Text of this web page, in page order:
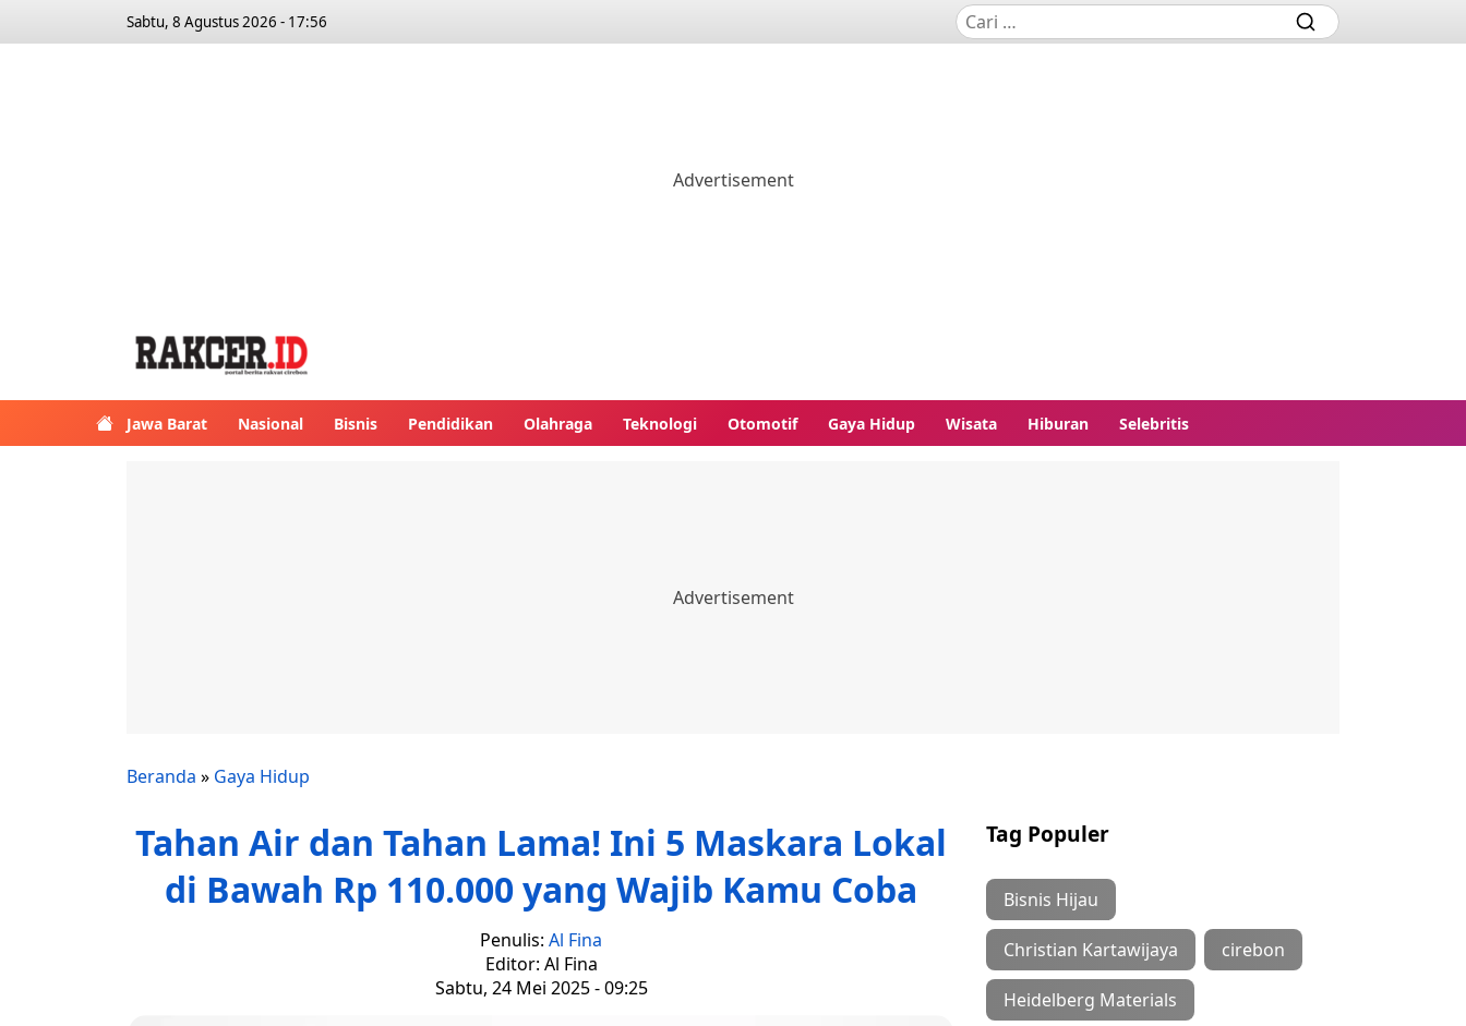
Sabtu, 8 Agustus 2026 - 17:56
Jawa Barat Nasional Bisnis Pendidikan Olahraga Teknologi Otomotif Gaya Hidup Wisata Hiburan Selebritis
Beranda » Gaya Hidup
Tahan Air dan Tahan Lama! Ini 5 Maskara Lokal
di Bawah Rp 110.000 yang Wajib Kamu Coba
Penulis: Al Fina
Editor: Al Fina
Sabtu, 24 Mei 2025 - 09:25
Tag Populer
Bisnis Hijau
Christian Kartawijaya cirebon
Heidelberg Materials